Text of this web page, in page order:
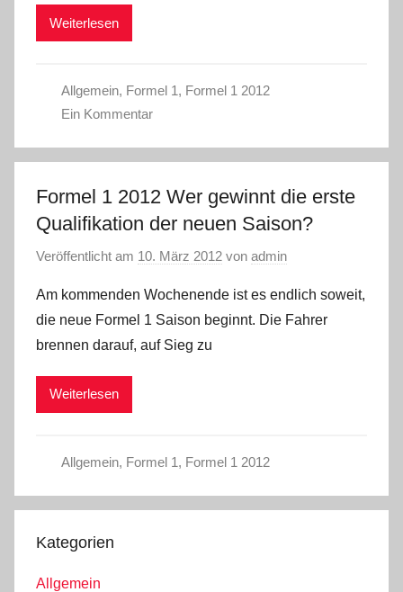
Weiterlesen
Allgemein, Formel 1, Formel 1 2012
Ein Kommentar
Formel 1 2012 Wer gewinnt die erste
Qualifikation der neuen Saison?
Veröffentlicht am 10. März 2012 von admin
Am kommenden Wochenende ist es endlich soweit,
die neue Formel 1 Saison beginnt. Die Fahrer
brennen darauf, auf Sieg zu
Weiterlesen
Allgemein, Formel 1, Formel 1 2012
Kategorien
Allgemein